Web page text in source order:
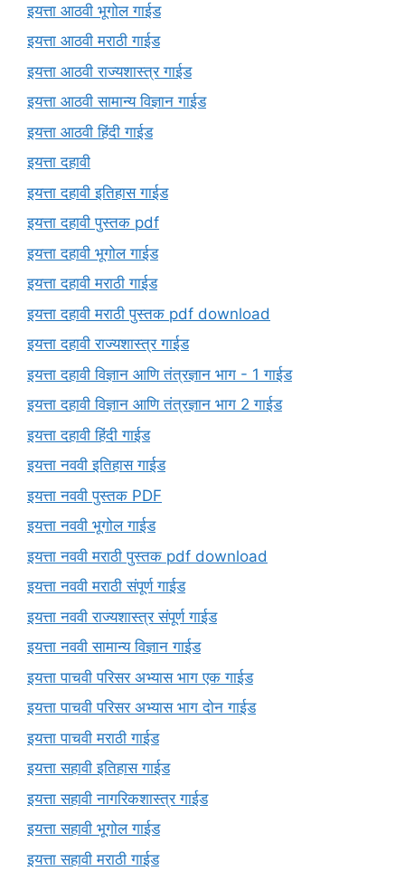
इयत्ता आठवी भूगोल गाईड
इयत्ता आठवी मराठी गाईड
इयत्ता आठवी राज्यशास्त्र गाईड
इयत्ता आठवी सामान्य विज्ञान गाईड
इयत्ता आठवी हिंदी गाईड
इयत्ता दहावी
इयत्ता दहावी इतिहास गाईड
इयत्ता दहावी पुस्तक pdf
इयत्ता दहावी भूगोल गाईड
इयत्ता दहावी मराठी गाईड
इयत्ता दहावी मराठी पुस्तक pdf download
इयत्ता दहावी राज्यशास्त्र गाईड
इयत्ता दहावी विज्ञान आणि तंत्रज्ञान भाग - 1 गाईड
इयत्ता दहावी विज्ञान आणि तंत्रज्ञान भाग 2 गाईड
इयत्ता दहावी हिंदी गाईड
इयत्ता नववी इतिहास गाईड
इयत्ता नववी पुस्तक PDF
इयत्ता नववी भूगोल गाईड
इयत्ता नववी मराठी पुस्तक pdf download
इयत्ता नववी मराठी संपूर्ण गाईड
इयत्ता नववी राज्यशास्त्र संपूर्ण गाईड
इयत्ता नववी सामान्य विज्ञान गाईड
इयत्ता पाचवी परिसर अभ्यास भाग एक गाईड
इयत्ता पाचवी परिसर अभ्यास भाग दोन गाईड
इयत्ता पाचवी मराठी गाईड
इयत्ता सहावी इतिहास गाईड
इयत्ता सहावी नागरिकशास्त्र गाईड
इयत्ता सहावी भूगोल गाईड
इयत्ता सहावी मराठी गाईड